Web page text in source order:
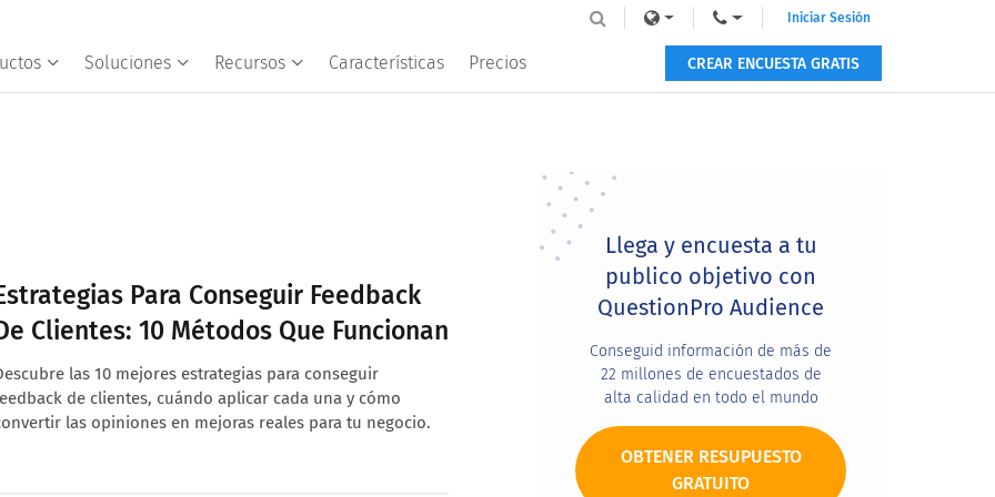
Soluciones Recursos Características Precios
Iniciar Sesión
CREAR ENCUESTA GRATIS
Para Conseguir Feedback
Clientes: 10 Métodos Que Funcionan
las 10 mejores estrategias para conseguir
de clientes, cuándo aplicar cada una y cómo
las opiniones en mejoras reales para tu negocio.
Primary
SidebarLlega y encuesta a tu
publico objetivo con
QuestionPro Audience
Conseguid información de más de
22 millones de encuestados de
alta calidad en todo el mundo
OBTENER RESUPUESTO
GRATUITO